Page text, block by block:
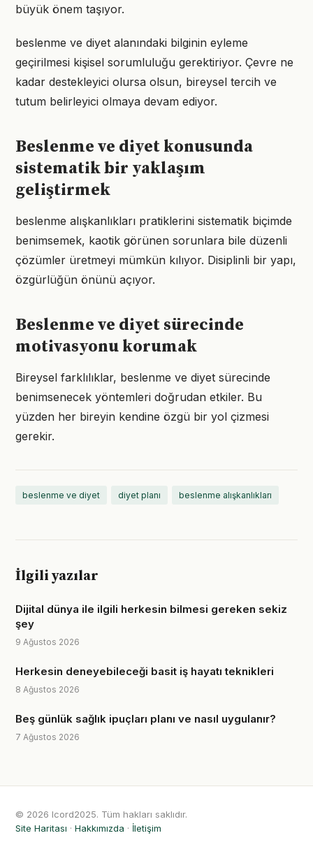
büyük önem taşıyor.
beslenme ve diyet alanındaki bilginin eyleme
geçirilmesi kişisel sorumluluğu gerektiriyor. Çevre ne
kadar destekleyici olursa olsun, bireysel tercih ve
tutum belirleyici olmaya devam ediyor.
Beslenme ve diyet konusunda
sistematik bir yaklaşım
geliştirmek
beslenme alışkanlıkları pratiklerini sistematik biçimde
benimsemek, kaotik görünen sorunlara bile düzenli
çözümler üretmeyi mümkün kılıyor. Disiplinli bir yapı,
özgürlüğün önünü açıyor.
Beslenme ve diyet sürecinde
motivasyonu korumak
Bireysel farklılıklar, beslenme ve diyet sürecinde
benimsenecek yöntemleri doğrudan etkiler. Bu
yüzden her bireyin kendine özgü bir yol çizmesi
gerekir.
beslenme ve diyet diyet planı beslenme alışkanlıkları
İlgili yazılar
Dijital dünya ile ilgili herkesin bilmesi gereken sekiz
şey
9 Ağustos 2026
Herkesin deneyebileceği basit iş hayatı teknikleri
8 Ağustos 2026
Beş günlük sağlık ipuçları planı ve nasıl uygulanır?
7 Ağustos 2026
© 2026 Icord2025. Tüm hakları saklıdır.
Site Haritası · Hakkımızda · İletişim